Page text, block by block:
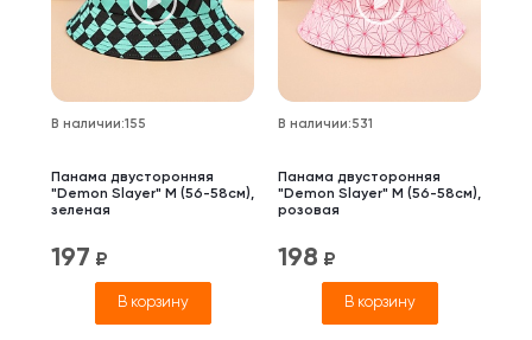
В наличии:155
Панама двусторонняя
"Demon Slayer" M (56-58см),
зеленая
197 ₽
В корзину
В наличии:531
Панама двусторонняя
"Demon Slayer" M (56-58см),
розовая
198 ₽
В корзину